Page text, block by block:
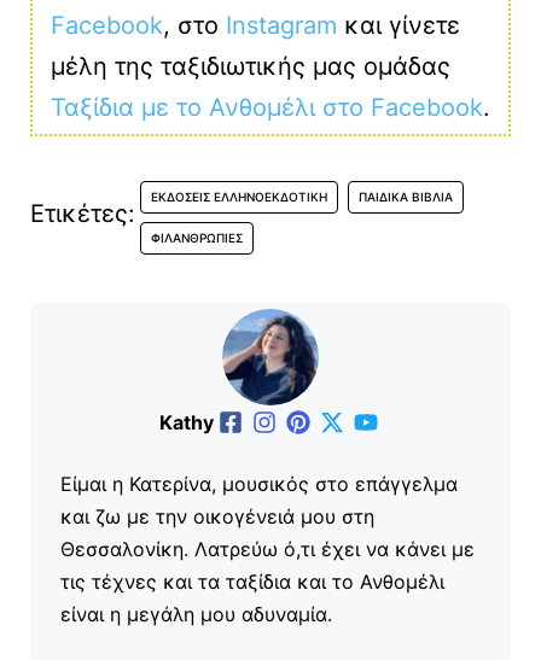
Facebook, στο Instagram και γίνετε
μέλη της ταξιδιωτικής μας ομάδας
Ταξίδια με το Ανθομέλι στο Facebook.
Ετικέτες:
ΕΚΔΌΣΕΙΣ ΕΛΛΗΝΟΕΚΔΟΤΙΚΉ ΠΑΙΔΙΚΆ ΒΙΒΛΊΑ
ΦΙΛΑΝΘΡΩΠΊΕΣ
Kathy
Είμαι η Κατερίνα, μουσικός στο επάγγελμα
και ζω με την οικογένειά μου στη
Θεσσαλονίκη. Λατρεύω ό,τι έχει να κάνει με
τις τέχνες και τα ταξίδια και το Ανθομέλι
είναι η μεγάλη μου αδυναμία.